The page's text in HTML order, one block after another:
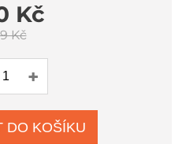
Kč
Kč
DO KOŠÍKU